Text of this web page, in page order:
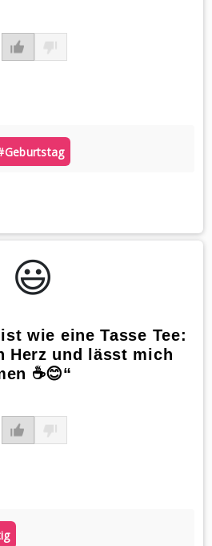
😃️
wie eine Tasse Tee:
Herz und lässt mich
☕😊“